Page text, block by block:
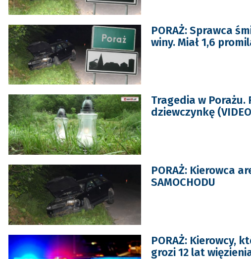
PORAŻ: Sprawca
winy. Miał 1,6
Tragedia w Porażu.
dziewczynkę
PORAŻ: Kierowca
SAMOCHODU
PORAŻ: Kierowcy,
grozi 12 lat